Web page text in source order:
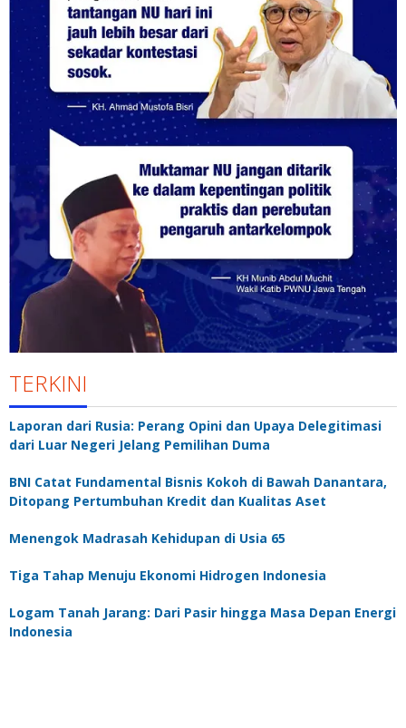
TERKINI
Laporan dari Rusia: Perang Opini dan Upaya Delegitimasi
dari Luar Negeri Jelang Pemilihan Duma
BNI Catat Fundamental Bisnis Kokoh di Bawah Danantara,
Ditopang Pertumbuhan Kredit dan Kualitas Aset
Menengok Madrasah Kehidupan di Usia 65
Tiga Tahap Menuju Ekonomi Hidrogen Indonesia
Logam Tanah Jarang: Dari Pasir hingga Masa Depan Energi
Indonesia